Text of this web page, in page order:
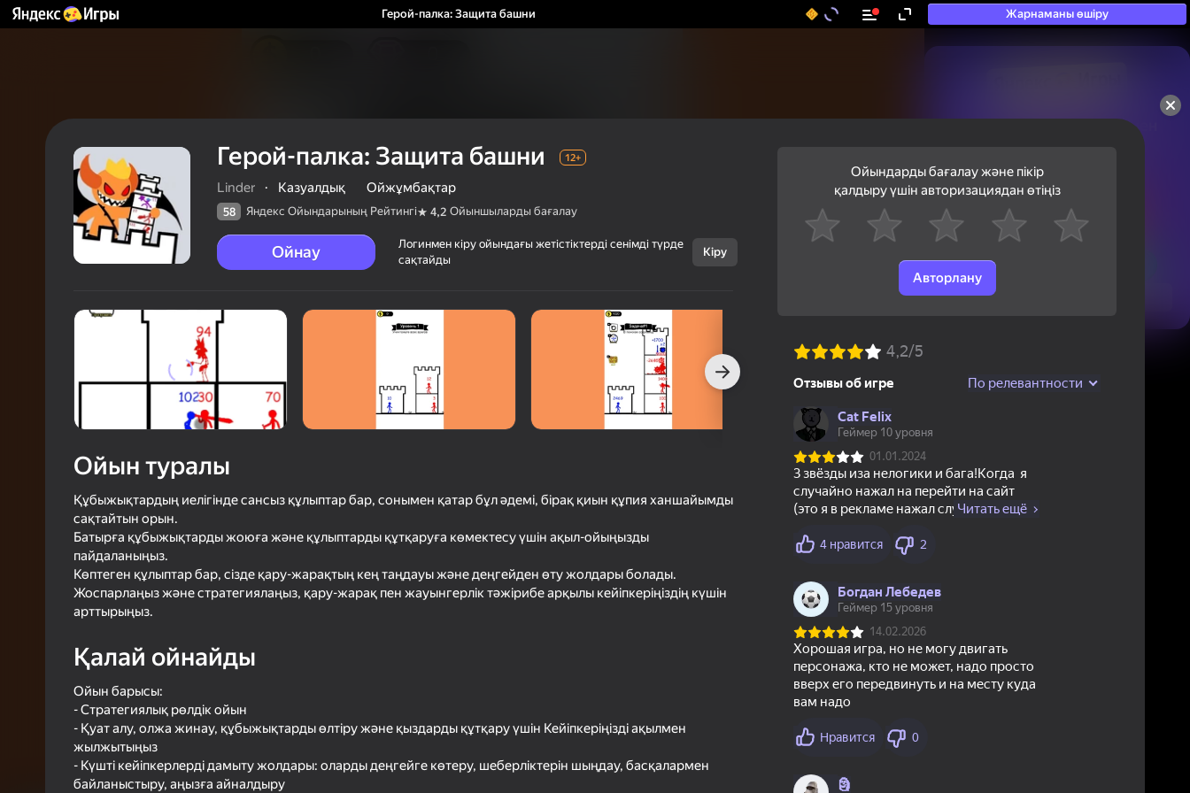
Герой-палка: Защита башни Жарнаманы өшіру
50+ топ ойындар, олармен
Защита башни
Linder
Яндекс Ойындарының Рейтингі
Ойыншыларды бағалау
Ойнау
Герой-палка: Защита башни 12+
Linder · Казуалдық Ойжұмбақтар
58 Яндекс Ойындарының Рейтингі 4,2 Ойыншыларды бағалау
Ойнау
Логинмен кіру ойындағы жетістіктерді сенімді түрде
сақтайды
Кіру
Ойын туралы
Құбыжықтардың иелігінде сансыз құлыптар бар, сонымен қатар бұл әдемі, бірақ қиын құпия ханшайымды
сақтайтын орын.
Батырға құбыжықтарды жоюға және құлыптарды құтқаруға көмектесу үшін ақыл-ойыңызды
пайдаланыңыз.
Көптеген құлыптар бар, сізде қару-жарақтың кең таңдауы және деңгейден өту жолдары болады.
Жоспарлаңыз және стратегиялаңыз, қару-жарақ пен жауынгерлік тәжірибе арқылы кейіпкеріңіздің күшін
арттырыңыз.
Қалай ойнайды
Ойын барысы:
- Стратегиялық рөлдік ойын
- Қуат алу, олжа жинау, құбыжықтарды өлтіру және қыздарды құтқару үшін Кейіпкеріңізді ақылмен
жылжытыңыз
- Күшті кейіпкерлерді дамыту жолдары: оларды деңгейге көтеру, шеберліктерін шыңдау, басқалармен
байланыстыру, аңызға айналдыру
Ойындарды бағалау және пікір
қалдыру үшін авторизациядан өтіңіз
Авторлану